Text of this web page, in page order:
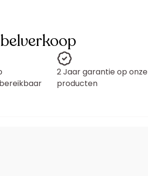
2 Jaar garantie op onze
producten